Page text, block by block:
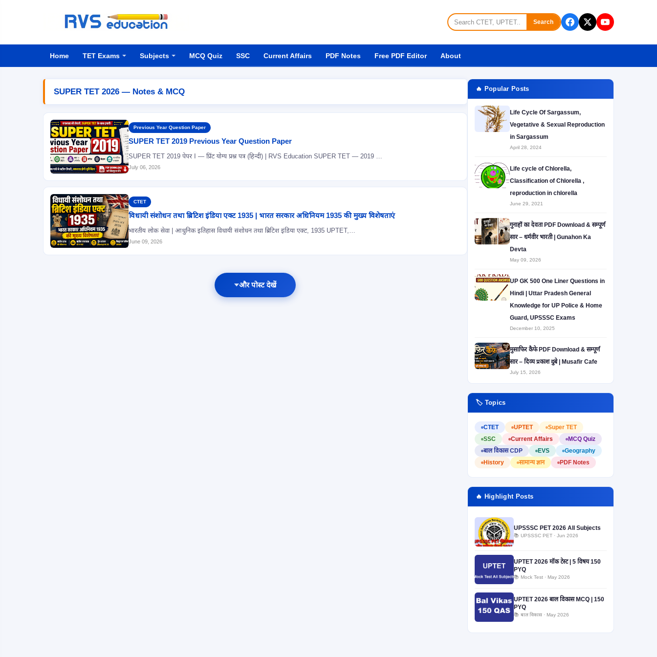
Search
Home TET Exams Subjects MCQ Quiz SSC Current Affairs PDF Notes Free PDF Editor About
SUPER TET 2026 — Notes & MCQ
Previous Year Question Paper
SUPER TET 2019 Previous Year Question Paper
July 06, 2026
CTET
विधायी संशोधन तथा ब्रिटिश इंडिया एक्ट 1935 | भारत सरकार अधिनियम 1935 की मुख्य विशेषताएं
भारतीय लोक सेवा | आधुनिक इतिहास विधायी संशोधन तथा ब्रिटिश इंडिया एक्ट, 1935 UPTET,…
June 09, 2026
और पोस्ट देखें
🔥 Popular Posts
Life Cycle Of Sargassum,
Vegetative & Sexual Reproduction
in Sargassum
April 28, 2024
Life cycle of Chlorella,
Classification of Chlorella ,
reproduction in chlorella
June 29, 2021
गुनाहों का देवता PDF Download & सम्पूर्ण
सार – धर्मवीर भारती | Gunahon Ka
Devta
May 09, 2026
UP GK 500 One Liner Questions in
Hindi | Uttar Pradesh General
Knowledge for UP Police & Home
Guard, UPSSSC Exams
December 10, 2025
मुसाफिर कैफे PDF Download & सम्पूर्ण
सार – दिव्य प्रकाश दुबे | Musafir Cafe
July 15, 2026
🏷️ Topics
CTET UPTET
Super TET
SSC
Current Affairs
MCQ Quiz
बाल विकास CDP
EVS
Geography
History
सामान्य ज्ञान PDF Notes
🔥 Highlight Posts
UPSSSC PET 2026 All Subjects
📚 UPSSSC PET · Jun 2026
UPTET 2026 मॉक टेस्ट | 5 विषय 150
PYQ
📚 Mock Test · May 2026
UPTET 2026 बाल विकास MCQ | 150
PYQ
📚 बाल विकास · May 2026